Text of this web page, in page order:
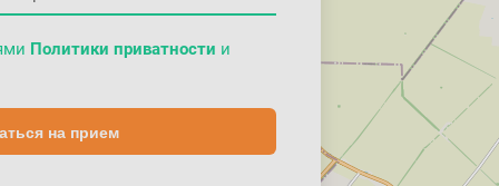
Политики приватности и
на прием